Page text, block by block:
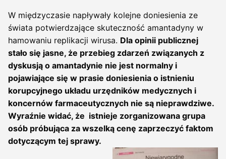
W międzyczasie napływały kolejne doniesienia ze
świata potwierdzające skuteczność amantadyny w
hamowaniu replikacji wirusa. Dla opinii publicznej
stało się jasne, że przebieg zdarzeń związanych z
dyskusją o amantadynie nie jest normalny i
pojawiające się w prasie doniesienia o istnieniu
korupcyjnego układu urzędników medycznych i
koncernów farmaceutycznych nie są nieprawdziwe.
Wyraźnie widać, że istnieje zorganizowana grupa
osób próbująca za wszelką cenę zaprzeczyć faktom
dotyczącym tej sprawy.